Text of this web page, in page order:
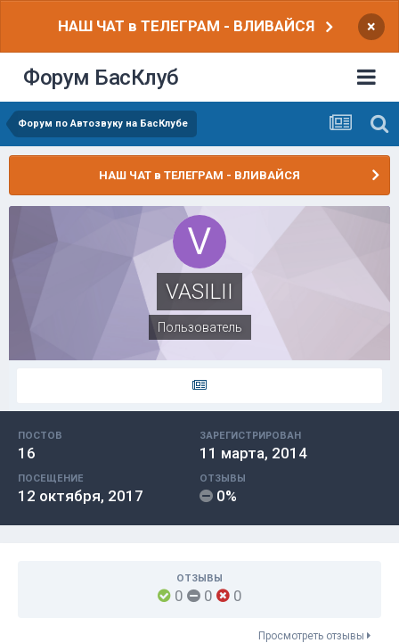
НАШ ЧАТ в ТЕЛЕГРАМ - ВЛИВАЙСЯ ×
Форум БасКлуб
Форум по Автозвуку на БасКлубе
НАШ ЧАТ в ТЕЛЕГРАМ - ВЛИВАЙСЯ
VASILII
Пользователь
ПОСТОВ
16
ЗАРЕГИСТРИРОВАН
11 марта, 2014
ПОСЕЩЕНИЕ
12 октября, 2017
ОТЗЫВЫ
0%
ОТЗЫВЫ
0 0 0
Просмотреть отзывы